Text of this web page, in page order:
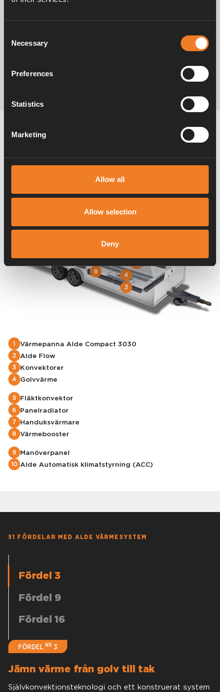
Selection
Necessary
Preferences
Statistics
Marketing
Allow all
Allow selection
Deny
Husvagn Husbil Van
3
4
6
8
10
1 Värmepanna Alde Compact 3030
2 Alde Flow
3 Konvektorer
4 Golvvärme
5 Fläktkonvektor
6 Panelradiator
7 Handuksvärmare
8 Värmebooster
9 Manöverpanel
10 Alde Automatisk klimatstyrning (ACC)
51 FÖRDELAR MED ALDE VÄRMESYSTEM
Fördel 3
Fördel 9
Fördel 16
FÖRDELNR 3
Jämn värme från golv till tak
Självkonvektionsteknologi och ett konstruerat system